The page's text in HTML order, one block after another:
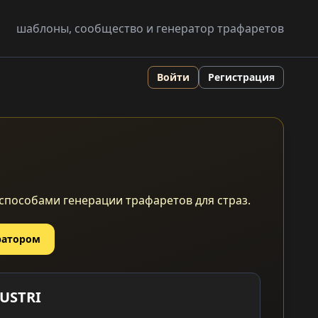
шаблоны, сообщество и генератор трафаретов
Войти Регистрация
генерации трафаретов для страз.